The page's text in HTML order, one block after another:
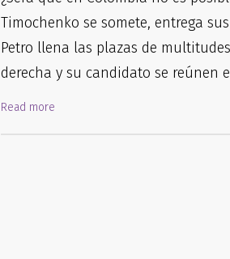
Timochenko se somete, entrega
Petro llena las plazas de
derecha y su candidato se reúnen
Read more